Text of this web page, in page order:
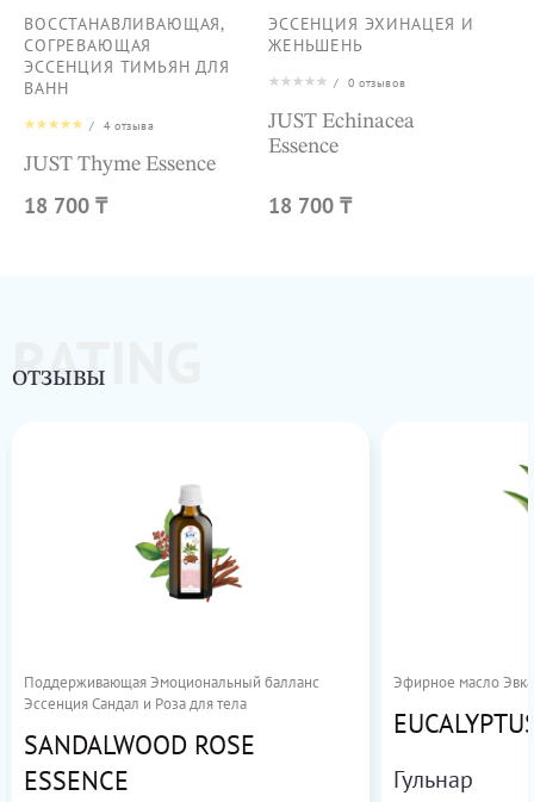
ВОССТАНАВЛИВАЮЩАЯ,
СОГРЕВАЮЩАЯ
ЭССЕНЦИЯ ТИМЬЯН ДЛЯ
ВАНН
/ 4отзыва
JUST Thyme Essence
18 700 ₸
ЭССЕНЦИЯ ЭХИНАЦЕЯ И
ЖЕНЬШЕНЬ
/ 0 отзывов
JUST Echinacea
Essence
18 700 ₸
RATING
ОТЗЫВЫ
Поддерживающая Эмоциональный балланс
Эссенция Сандал и Роза для тела
SANDALWOOD ROSE
ESSENCE
Эфирное масло
Гульнар